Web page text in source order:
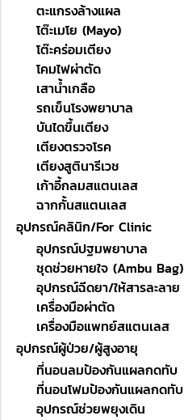
ตะแกรงล้างแผล
โต๊ะเมโย (Mayo)
โต๊ะคร่อมเตียง
โคมไฟผ่าตัด
เสาน้ำเกลือ
รถเข็นโรงพยาบาล
บันไดขึ้นเตียง
เตียงตรวจโรค
เตียงสูตินารีเวช
เก้าอี้กลมสแตนเลส
ฉากกั้นสแตนเลส
อุปกรณ์คลินิก/For Clinic
อุปกรณ์ปฐมพยาบาล
ชุดช่วยหายใจ (Ambu Bag)
อุปกรณ์ฉีดยา/ให้สารละลาย
เครื่องมือผ่าตัด
เครื่องมือแพทย์สแตนเลส
อุปกรณ์ผู้ป่วย/ผู้สูงอายุ
ที่นอนลมป้องกันแผลกดทับ
ที่นอนโฟมป้องกันแผลกดทับ
อุปกรณ์ช่วยพยุงเดิน